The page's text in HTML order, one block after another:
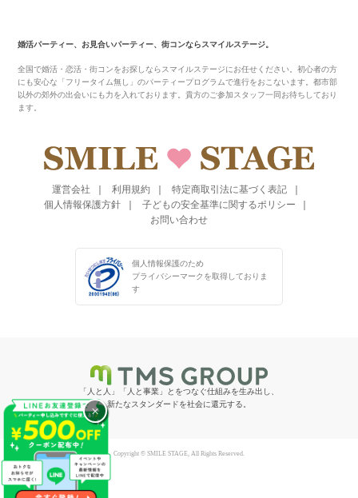
婚活パーティー、お見合いパーティー、街コンならスマイルステージ。
全国で婚活・恋活・街コンをお探しならスマイルステージにお任せください。初心者の方
にも安心な「フリータイム無し」のパーティープログラムで進行をおこないます。都市部
以外の郊外の出会いにも力を入れております。貴方のご参加スタッフ一同お待ちしており
ます。
運営会社 利用規約
特定商取引法に基づく表記
個人情報保護方針
子どもの安全基準に関するポリシー
お問い合わせ
個人情報保護のため
プライバシーマークを取得しておりま
す
「人と人」「人と事業」とをつなぐ仕組みを生み出し、
新たなスタンダードを社会に還元する。
Copyright © SMILE STAGE, All Rights Reserved.
×